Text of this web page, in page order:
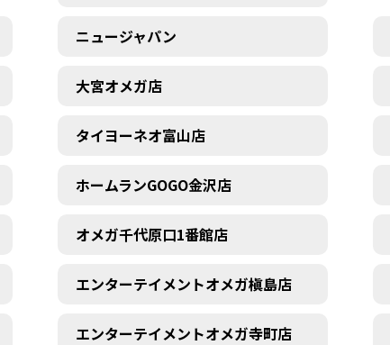
ニュージャパン
大宮オメガ店
タイヨーネオ富山店
ホームランGOGO金沢店
オメガ千代原口1番館店
エンターテイメントオメガ槇島店
エンターテイメントオメガ寺町店